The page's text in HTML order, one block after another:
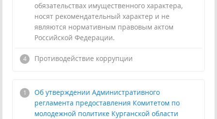
обязательствах имущественного характера,
носят рекомендательный характер и не
являются нормативным правовым актом
Российской Федерации.
Противодействие коррупции
Об утверждении Административного
регламента предоставления Комитетом по
молодежной политике Курганской области